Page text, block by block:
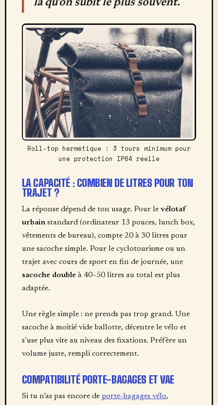
là qu’on subit le plus souvent.
Roll-top hermétique : 3 tours minimum pour
une protection IP64 réelle
LA CAPACITÉ : COMBIEN DE LITRES POUR TON
TRAJET ?
La réponse dépend de ton usage. Pour le vélotaf
urbainstandard (ordinateur 13 pouces, lunch box,
vêtements de bureau), compte 20 à 30 litres pour
une sacoche simple. Pour le cyclotourisme ou un
trajet avec cours de sport en fin de journée, une
sacoche doubleà 40–50 litres au total est plus
adaptée.
Une règle simple : ne prends pas trop grand. Une
sacoche à moitié vide ballotte, décentre le vélo et
s’use plus vite au niveau des fixations. Préfère un
volume juste, rempli correctement.
COMPATIBILITÉ PORTE-BAGAGES ET VAE
Si tu n’as pas encore de porte-bagages vélo,